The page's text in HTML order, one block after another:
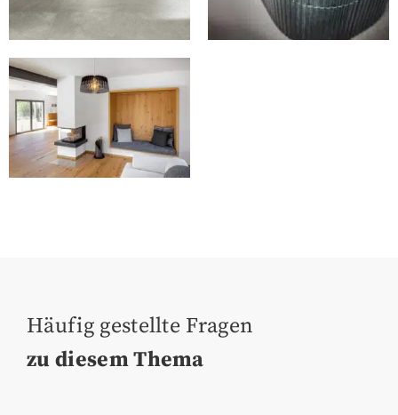
Häufig gestellte Fragen
zu diesem Thema